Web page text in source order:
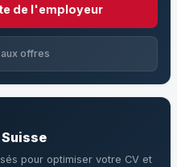
de l'employeur
offres
Suisse
pour optimiser votre CV et